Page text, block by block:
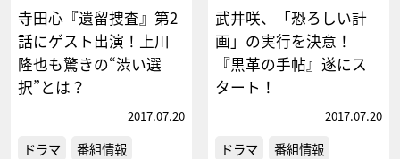
寺田心『遺留捜査』第2
話にゲスト出演！上川
隆也も驚きの“渋い選
択”とは？
2017.07.20
ドラマ
番組情報
武井咲、「恐ろしい計
画」の実行を決意！
『黒革の手帖』遂にス
タート！
2017.07.20
ドラマ 番組情報